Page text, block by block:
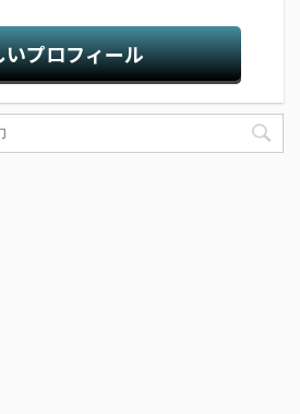
いプロフィール